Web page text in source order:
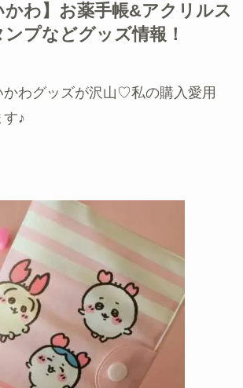
かわ】お薬手帳&アクリルス
プなどグッズ情報！
かわグッズが沢山♡私の購入愛用
♪